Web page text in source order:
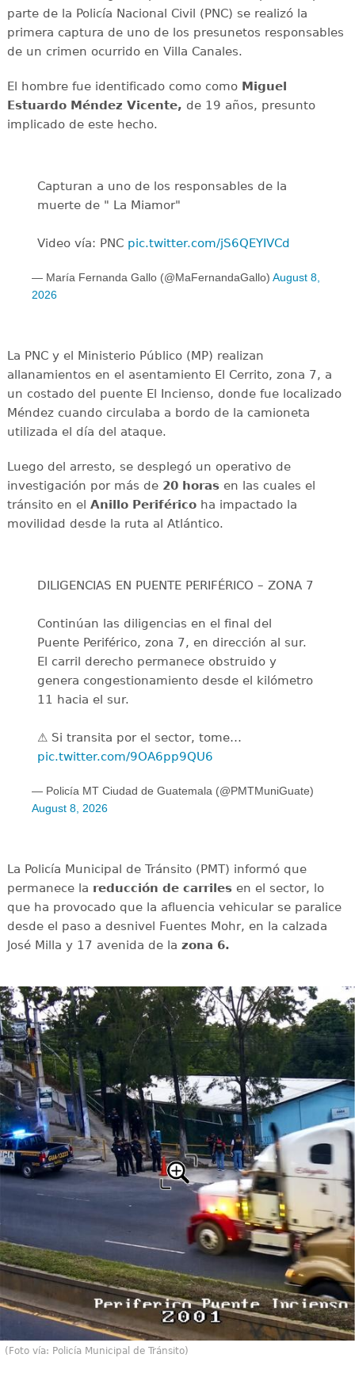
parte de la Policía Nacional Civil (PNC) se realizó la
primera captura de uno de los presunetos responsables
de un crimen ocurrido en Villa Canales.
El hombre fue identificado como comoMiguel
Estuardo Méndez Vicente, de 19 años, presunto
implicado de este hecho.
Capturan a uno de los responsables de la
muerte de " La Miamor"
Video vía: PNC pic.twitter.com/jS6QEYIVCd
— María Fernanda Gallo (@MaFernandaGallo) August 8,
2026
La PNC y el Ministerio Público (MP) realizan
allanamientos en el asentamiento El Cerrito, zona 7, a
un costado del puente El Incienso, donde fue localizado
Méndez cuando circulaba a bordo de la camioneta
utilizada el día del ataque.
Luego del arresto, se desplegó un operativo de
investigación por más de 20 horasen las cuales el
tránsito en el Anillo Periféricoha impactado la
movilidad desde la ruta al Atlántico.
DILIGENCIAS EN PUENTE PERIFÉRICO – ZONA 7
Continúan las diligencias en el final del
Puente Periférico, zona 7, en dirección al sur.
El carril derecho permanece obstruido y
genera congestionamiento desde el kilómetro
11 hacia el sur.
⚠️ Si transita por el sector, tome…
pic.twitter.com/9OA6pp9QU6
— Policía MT Ciudad de Guatemala (@PMTMuniGuate)
August 8, 2026
La Policía Municipal de Tránsito (PMT) informó que
permanece la reducción de carrilesen el sector, lo
que ha provocado que la afluencia vehicular se paralice
desde el paso a desnivel Fuentes Mohr, en la calzada
José Milla y 17 avenida de la zona 6.
(Foto vía: Policía Municipal de Tránsito)